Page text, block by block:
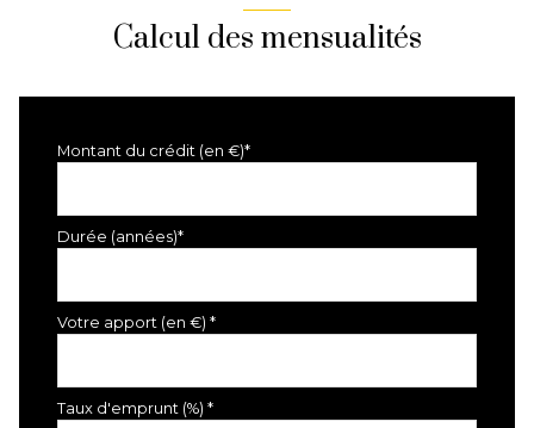
Calcul des mensualités
Montant du crédit (en €)*
Durée (années)*
Votre apport (en €) *
Taux d'emprunt (%) *